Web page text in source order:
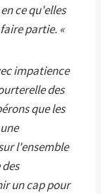
ce qu'elles
partie. «
impatience
des
que les
l'ensemble
un cap pour